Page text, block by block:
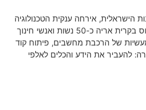
הישראלית, אירחה ענקית הטכנולוגיה
הפתח תקוואית בקמפוס בקרית אריה כ-50 נשות ואנשי חינוך
של הרכבת מחשבים, פיתוח קוד
להעביר את הידע והכלים לאלפי